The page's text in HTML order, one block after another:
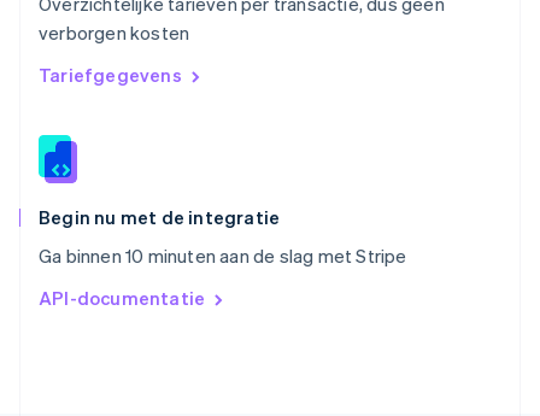
verborgen kosten
Tariefgegevens
Begin nu met de integratie
Ga binnen 10 minuten aan de slag met Stripe
API-documentatie
EnglishItaliano
Slowakije
English
Spanje
Thailand
Tsjechië
English
简体中文English
English